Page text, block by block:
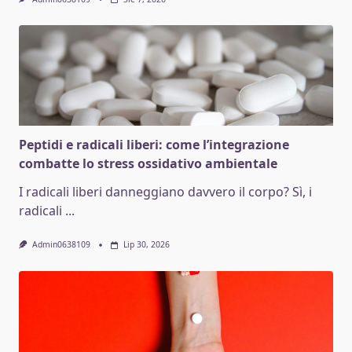
Peptidi e radicali liberi: come l’integrazione
combatte lo stress ossidativo ambientale
I radicali liberi danneggiano davvero il corpo? Sì, i
radicali ...
Admin0638109 Lip 30, 2026